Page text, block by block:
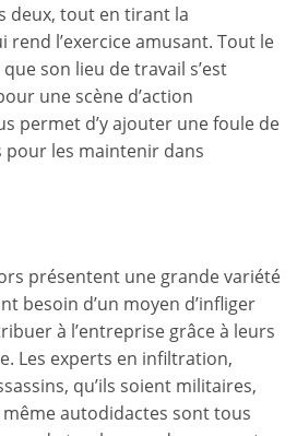
deux, tout en tirant la
rend l’exercice amusant. Tout le
son lieu de travail s’est
une scène d’action
permet d’y ajouter une foule de
pour les maintenir dans
présentent une grande variété
besoin d’un moyen d’infliger
à l’entreprise grâce à leurs
Les experts en infiltration,
qu’ils soient militaires,
autodidactes sont tous